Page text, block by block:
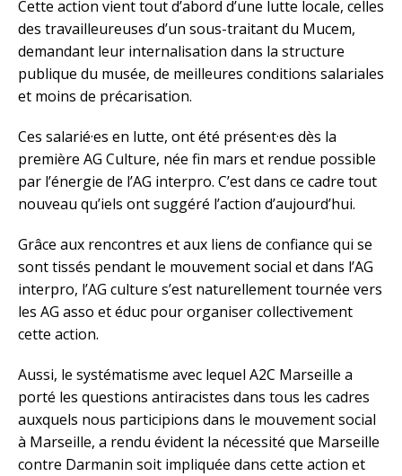
Cette action vient tout d’abord d’une lutte locale, celles
des travailleureuses d’un sous-traitant du Mucem,
demandant leur internalisation dans la structure
publique du musée, de meilleures conditions salariales
et moins de précarisation.
Ces salarié·es en lutte, ont été présent·es dès la
première AG Culture, née fin mars et rendue possible
par l’énergie de l’AG interpro. C’est dans ce cadre tout
nouveau qu’iels ont suggéré l’action d’aujourd’hui.
Grâce aux rencontres et aux liens de confiance qui se
sont tissés pendant le mouvement social et dans l’AG
interpro, l’AG culture s’est naturellement tournée vers
les AG asso et éduc pour organiser collectivement
cette action.
Aussi, le systématisme avec lequel A2C Marseille a
porté les questions antiracistes dans tous les cadres
auxquels nous participions dans le mouvement social
à Marseille, a rendu évident la nécessité que Marseille
contre Darmanin soit impliquée dans cette action et